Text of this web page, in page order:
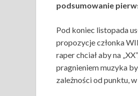
podsumowanie
Pod koniec listopada
propozycje członka
raper chciał aby na
pragnieniem muzyka
zależności od punktu,